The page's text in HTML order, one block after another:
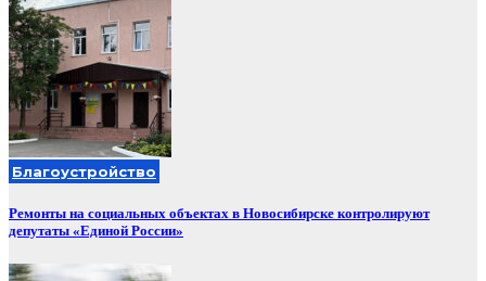
Благоустройство
Ремонты на социальных объектах в Новосибирске контролируют
депутаты «Единой России»